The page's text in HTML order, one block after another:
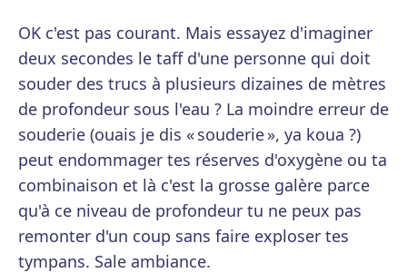
OK c'est pas courant. Mais essayez d'imaginer
deux secondes le taff d'une personne qui doit
souder des trucs à plusieurs dizaines de mètres
de profondeur sous l'eau ? La moindre erreur de
souderie (ouais je dis « souderie », ya koua ?)
peut endommager tes réserves d'oxygène ou ta
combinaison et là c'est la grosse galère parce
qu'à ce niveau de profondeur tu ne peux pas
remonter d'un coup sans faire exploser tes
tympans. Sale ambiance.